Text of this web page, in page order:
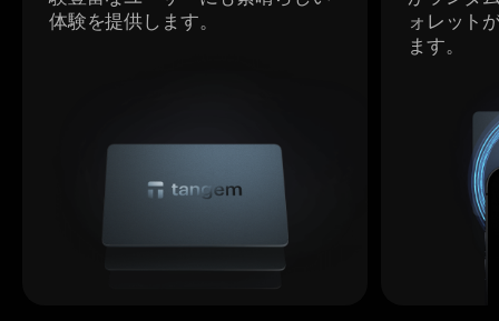
体験を提供します。
ォレット
ます。